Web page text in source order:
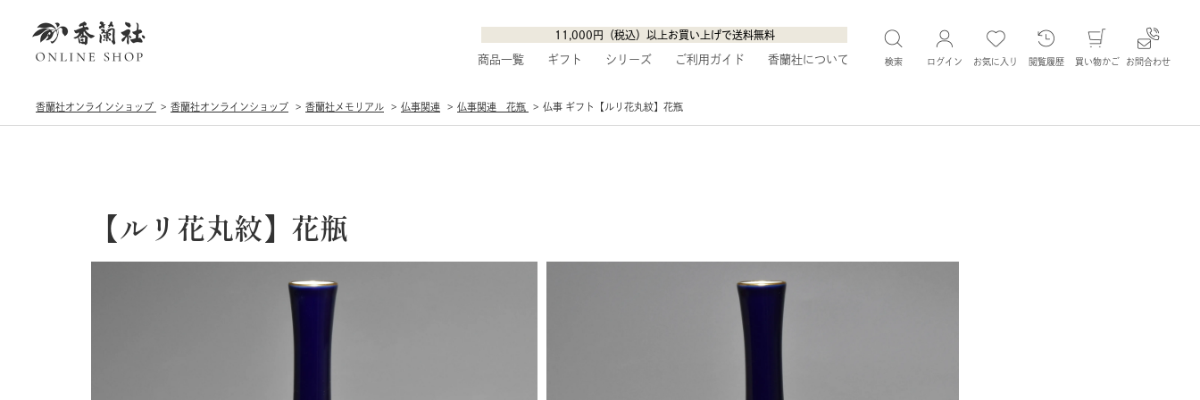
11,000円（税込）以上お買い上げで送料無料
商品一覧 ギフト シリーズ ご利用ガイド 香蘭社について 検索 ログイン お気に入り 閲覧履歴 買い物かご お問合わせ
香蘭社オンラインショップ 香蘭社オンラインショップ 香蘭社メモリアル 仏事関連 仏事関連 花瓶 仏事 ギフト【ルリ花丸紋】花瓶
【ルリ花丸紋】花瓶